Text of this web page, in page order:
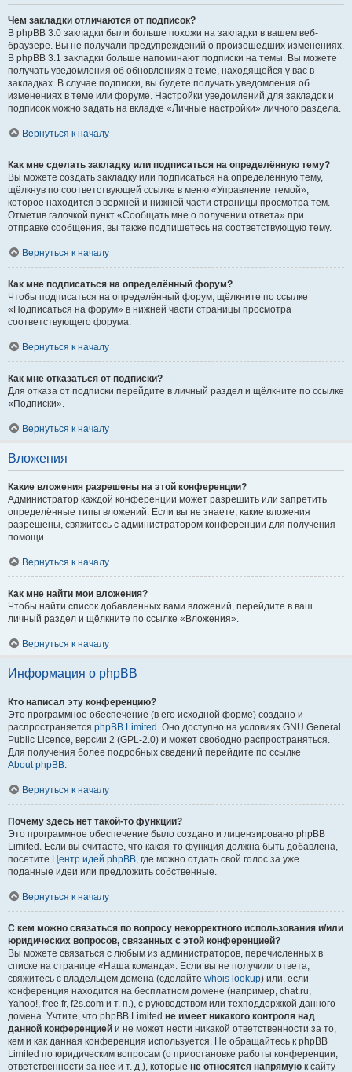
Чем закладки отличаются от подписок?
В phpBB 3.0 закладки были больше похожи на закладки в вашем веб-
браузере. Вы не получали предупреждений о произошедших изменениях.
В phpBB 3.1 закладки больше напоминают подписки на темы. Вы можете
получать уведомления об обновлениях в теме, находящейся у вас в
закладках. В случае подписки, вы будете получать уведомления об
изменениях в теме или форуме. Настройки уведомлений для закладок и
подписок можно задать на вкладке «Личные настройки» личного раздела.
Вернуться к началу
Как мне сделать закладку или подписаться на определённую тему?
Вы можете создать закладку или подписаться на определённую тему,
щёлкнув по соответствующей ссылке в меню «Управление темой»,
которое находится в верхней и нижней части страницы просмотра тем.
Отметив галочкой пункт «Сообщать мне о получении ответа» при
отправке сообщения, вы также подпишетесь на соответствующую тему.
Вернуться к началу
Как мне подписаться на определённый форум?
Чтобы подписаться на определённый форум, щёлкните по ссылке
«Подписаться на форум» в нижней части страницы просмотра
соответствующего форума.
Вернуться к началу
Как мне отказаться от подписки?
Для отказа от подписки перейдите в личный раздел и щёлкните по ссылке
«Подписки».
Вернуться к началу
Вложения
Какие вложения разрешены на этой конференции?
Администратор каждой конференции может разрешить или запретить
определённые типы вложений. Если вы не знаете, какие вложения
разрешены, свяжитесь с администратором конференции для получения
помощи.
Вернуться к началу
Как мне найти мои вложения?
Чтобы найти список добавленных вами вложений, перейдите в ваш
личный раздел и щёлкните по ссылке «Вложения».
Вернуться к началу
Информация о phpBB
Кто написал эту конференцию?
Это программное обеспечение (в его исходной форме) создано и
распространяется phpBB Limited . Оно доступно на условиях GNU General
Public Licence, версии 2 (GPL-2.0) и может свободно распространяться.
Для получения более подробных сведений перейдите по ссылке
About phpBB.
Вернуться к началу
Почему здесь нет такой-то функции?
Это программное обеспечение было создано и лицензировано phpBB
Limited. Если вы считаете, что какая-то функция должна быть добавлена,
посетите Центр идей phpBB, где можно отдать свой голос за уже
поданные идеи или предложить собственные.
Вернуться к началу
С кем можно связаться по вопросу некорректного использования и/или
юридических вопросов, связанных с этой конференцией?
Вы можете связаться с любым из администраторов, перечисленных в
списке на странице «Наша команда». Если вы не получили ответа,
свяжитесь с владельцем домена (сделайте whois lookup) или, если
конференция находится на бесплатном домене (например, chat.ru,
Yahoo!, free.fr, f2s.com и т. п.), с руководством или техподдержкой данного
домена. Учтите, что phpBB Limited не имеет никакого контроля над
данной конференцией и не может нести никакой ответственности за то,
кем и как данная конференция используется. Не обращайтесь к phpBB
Limited по юридическим вопросам (о приостановке работы конференции,
ответственности за неё и т. д.), которые не относятся напрямую к сайту